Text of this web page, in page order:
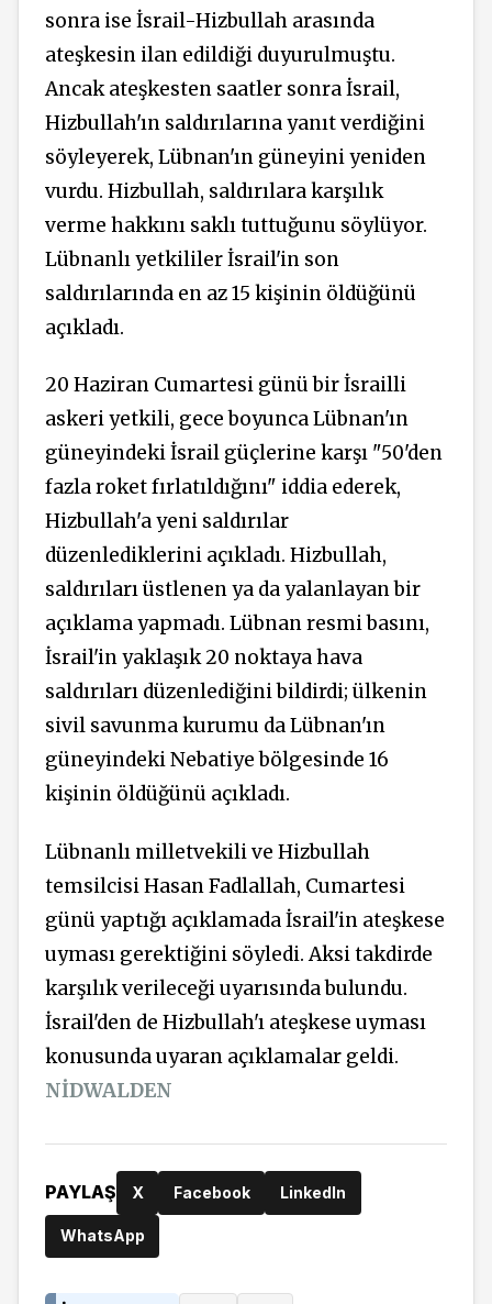
sonra ise İsrail-Hizbullah arasında
ateşkesin ilan edildiği duyurulmuştu.
Ancak ateşkesten saatler sonra İsrail,
Hizbullah'ın saldırılarına yanıt verdiğini
söyleyerek, Lübnan'ın güneyini yeniden
vurdu. Hizbullah, saldırılara karşılık
verme hakkını saklı tuttuğunu söylüyor.
Lübnanlı yetkililer İsrail'in son
saldırılarında en az 15 kişinin öldüğünü
açıkladı.
20 Haziran Cumartesi günü bir İsrailli
askeri yetkili, gece boyunca Lübnan'ın
güneyindeki İsrail güçlerine karşı "50'den
fazla roket fırlatıldığını" iddia ederek,
Hizbullah'a yeni saldırılar
düzenlediklerini açıkladı. Hizbullah,
saldırıları üstlenen ya da yalanlayan bir
açıklama yapmadı. Lübnan resmibasını,
İsrail'in yaklaşık 20 noktaya hava
saldırıları düzenlediğinibildirdi; ülkenin
sivil savunma kurumu da Lübnan'ın
güneyindeki Nebatiye bölgesinde 16
kişinin öldüğünü açıkladı.
Lübnanlı milletvekili ve Hizbullah
temsilcisi Hasan Fadlallah, Cumartesi
günü yaptığı açıklamada İsrail'in ateşkese
uyması gerektiğini söyledi. Aksi takdirde
karşılık verileceği uyarısında bulundu.
İsrail'den de Hizbullah'ı ateşkese uyması
konusunda uyaran açıklamalar geldi.
NİDWALDEN
PAYLAŞ X Facebook LinkedIn
WhatsApp